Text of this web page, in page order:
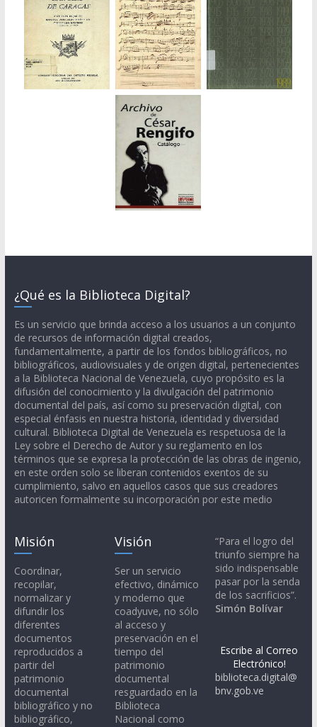
¿Qué es la Biblioteca Digital?
Es un servicio que brinda acceso a los usuarios a un conjunto
de recursos de información digital creados,
fundamentalmente, a partir de los fondos bibliográficos, no
bibliográficos, audiovisuales y de origen digital, pertenecientes
a la Biblioteca Nacional de Venezuela, cuyo propósito es la
difusión del conocimiento y la divulgación del patrimonio
documental del país, así como su preservación digital, con
especial énfasis en nuestra historia, identidad y diversidad
cultural. Biblioteca Digital de Venezuela es respetuosa de la
Ley sobre el Derecho de Autor y su reglamento en los
términos que se expresa la protección de las obras de ingenio,
en este orden solo se liberan contenidos exentos de su
cumplimiento, salvo en aquellos casos que sus creadores
autoricen formalmente su incorporación por este medio
Misión
Coordinar,
recopilar,
normalizar y
difundir los
diferentes
documentos
reproducidos a
partir del
patrimonio
documental
bibliográfico y no
bibliográfico,
Visión
Ser un servicio
efectivo, dinámico
y moderno que
coadyuve, no sólo
al acceso y
preservación en el
tiempo del
patrimonio
documental
resguardado en la
Biblioteca
Nacional como
“Para el logro del
triunfo siempre ha
sido indispensable
pasar por la senda
de los sacrificios”.
Simón Bolívar
Escribe al Correo
Electrónico!
biblioteca.digital@
bnv.gob.ve